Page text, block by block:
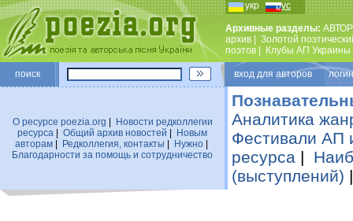
укр рус
Архивные разделы:
архив
Золотой
поэтов
Клубы АП Украины
поиск вход для авторов
О ресурсе poezia.org
Новости редколлегии
ресурса
Общий архив новостей
Новым
авторам| Редколлегия, контакты Нужно|
Благодарности за помощь и сотрудничество
Аналитика
Фестивали АП
ресурса |
(выступлений)